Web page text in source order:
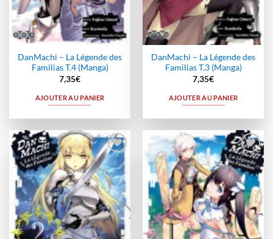
DanMachi – La Légende des
Familias T.4 (Manga)
7,35€
AJOUTER AU PANIER
DanMachi – La Légende des
Familias T.3 (Manga)
7,35€
AJOUTER AU PANIER
Ajouter
à la
wishlist
Ajouter
à la
wishlist